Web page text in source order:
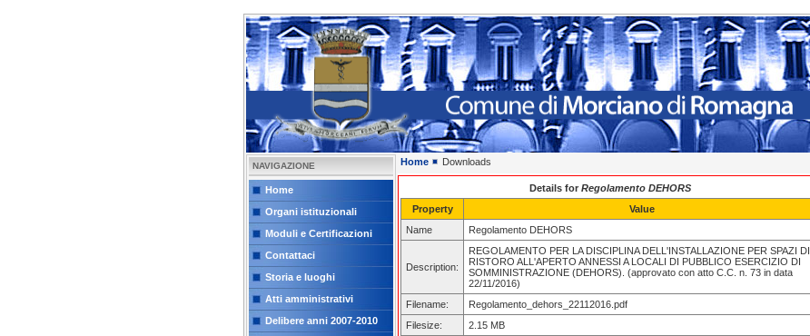
NAVIGAZIONE
Home
Organi istituzionali
Moduli e Certificazioni
Contattaci
Storia e luoghi
Atti amministrativi
Delibere anni 2007-2010
Home Downloads
Details for Regolamento DEHORS
Property
Value
Name
Regolamento DEHORS
Description:
REGOLAMENTO PER LA DISCIPLINA DELL'INSTALLAZIONE PER SPAZI DI
RISTORO ALL'APERTO ANNESSI A LOCALI DI PUBBLICO ESERCIZIO DI
SOMMINISTRAZIONE (DEHORS). (approvato con atto C.C. n. 73 in data
22/11/2016)
Filename:
Regolamento_dehors_22112016.pdf
Filesize:
2.15 MB